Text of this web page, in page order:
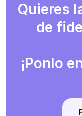
Quieres
de
¡Ponlo